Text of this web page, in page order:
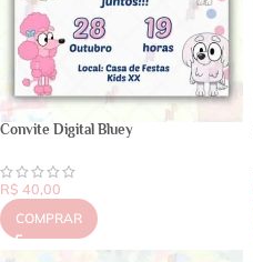
Convite Digital Bluey
R$ 40,00
COMPRAR